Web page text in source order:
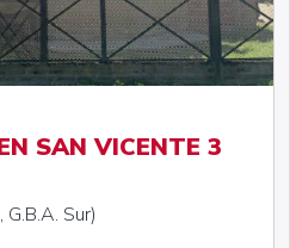
SAN VICENTE 3
Sur)